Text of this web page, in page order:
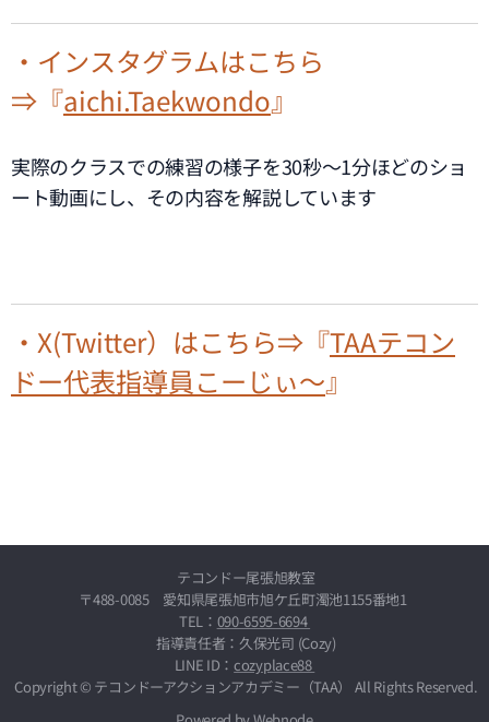
・インスタグラムはこちら
⇒『aichi.Taekwondo』
実際のクラスでの練習の様子を30秒～1分ほどのショ
ート動画にし、その内容を解説しています
・X(Twitter）はこちら⇒『TAAテコン
ドー代表指導員こーじぃ～』
テコンドー尾張旭教室
〒488-0085 愛知県尾張旭市旭ケ丘町濁池1155番地1
TEL： 090-6595-6694
指導責任者：久保光司 (Cozy)
LINE ID：cozyplace88
Copyright © テコンドーアクションアカデミー（TAA） All Rights Reserved.